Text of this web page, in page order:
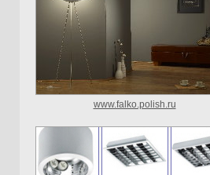
www.falko.polish.ru